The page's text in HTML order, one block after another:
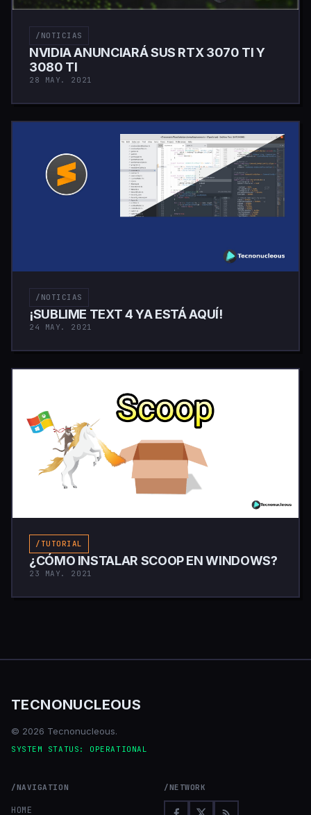
/NOTICIAS
NVIDIA ANUNCIARÁ SUS RTX 3070 TI Y
3080 TI
28 MAY. 2021
/NOTICIAS
¡SUBLIME TEXT 4 YA ESTÁ AQUÍ!
24 MAY. 2021
/TUTORIAL
¿CÓMO INSTALAR SCOOP EN WINDOWS?
23 MAY. 2021
TECNONUCLEOUS
© 2026 Tecnonucleous.
SYSTEM STATUS: OPERATIONAL
/NAVIGATION
HOME
/NETWORK